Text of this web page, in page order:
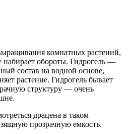
комнатных растений,
набирает обороты. Гидрогель —
состав на водной основе,
растение. Гидрогель бывает
структуру — очень
драцена в таком
прозрачную емкость.